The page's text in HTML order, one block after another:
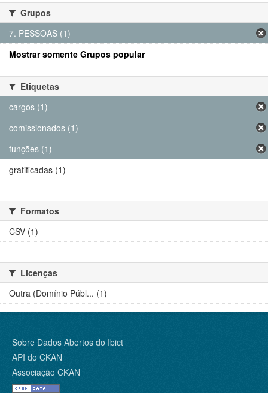
Grupos
7. PESSOAS (1)
Mostrar somente Grupos popular
Etiquetas
cargos (1)
comissionados (1)
funções (1)
gratificadas (1)
Formatos
CSV (1)
Licenças
Outra (Domínio Públ... (1)
Sobre Dados Abertos do Ibict
API do CKAN
Associação CKAN